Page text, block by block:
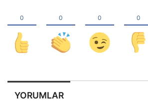
YORUMLAR